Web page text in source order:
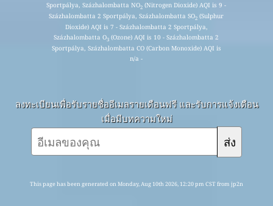
Sportpálya, Százhalombatta NO2 (Nitrogen Dioxide) AQI is 9 -
Százhalombatta 2 Sportpálya, Százhalombatta SO2 (Sulphur
Dioxide) AQI is 7 - Százhalombatta 2 Sportpálya,
Százhalombatta O3 (Ozone) AQI is 10 - Százhalombatta 2
Sportpálya, Százhalombatta CO (Carbon Monoxide) AQI is
n/a -
ลงทะเบียนเพื่อรับรายชื่ออีเมลรายเดือนฟรี และรับการแจ้งเตือน
เมื่อมีบทความใหม่
ส่ง
This page has been generated on Monday, Aug 10th 2026, 12:20 pm CST from jp2n